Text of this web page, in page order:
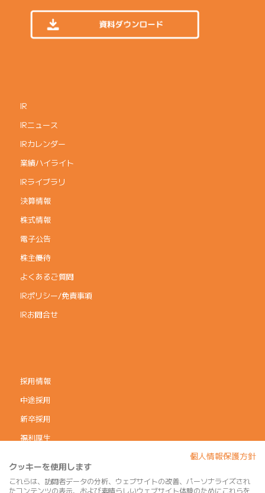
IR
IRニュース
IRカレンダー
業績ハイライト
IRライブラリ
決算情報
株式情報
電子公告
株主優待
よくあるご質問
IRポリシー/免責事項
IRお問合せ
採用情報
中途採用
新卒採用
福利厚生
個人情報保護方針
個人情報保護方針
クッキーを使用します
これらは、訪問者データの分析、ウェブサイトの改善、パーソナライズされ
たコンテンツの表示、および素晴らしいウェブサイト体験のためにこれらを